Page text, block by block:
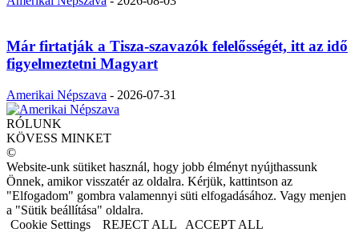
Már firtatják a Tisza-szavazók felelősségét, itt az idő
figyelmeztetni Magyart
Amerikai Népszava - 2026-07-31
RÓLUNK
KÖVESS MINKET
©
Website-unk sütiket használ, hogy jobb élményt nyújthassunk
Önnek, amikor visszatér az oldalra. Kérjük, kattintson az
"Elfogadom" gombra valamennyi süti elfogadásához. Vagy menjen
a "Sütik beállítása" oldalra.
Cookie Settings
REJECT ALL ACCEPT ALL